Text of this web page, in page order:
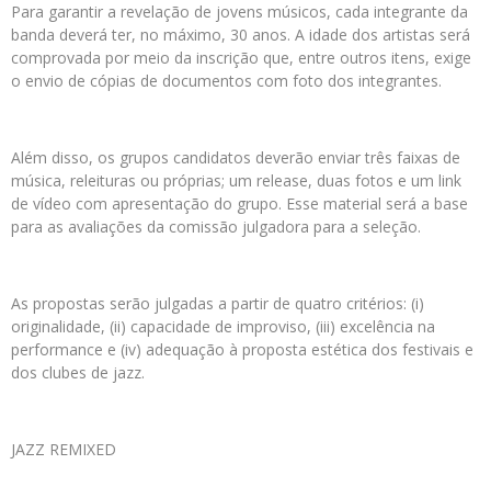
Para garantir a revelação de jovens músicos, cada integrante da
banda deverá ter, no máximo, 30 anos. A idade dos artistas será
comprovada por meio da inscrição que, entre outros itens, exige
o envio de cópias de documentos com foto dos integrantes.
Além disso, os grupos candidatos deverão enviar três faixas de
música, releituras ou próprias; um release, duas fotos e um link
de vídeo com apresentação do grupo. Esse material será a base
para as avaliações da comissão julgadora para a seleção.
As propostas serão julgadas a partir de quatro critérios: (i)
originalidade, (ii) capacidade de improviso, (iii) excelência na
performance e (iv) adequação à proposta estética dos festivais e
dos clubes de jazz.
JAZZ REMIXED